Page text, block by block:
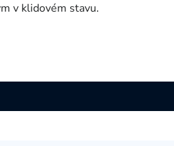
v klidovém stavu.